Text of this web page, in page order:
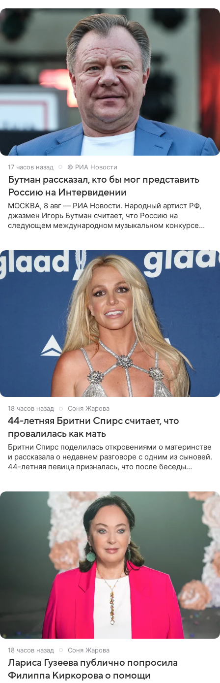
17 часов назад © РИА Новости
Бутман рассказал, кто бы мог представить
Россию на Интервидении
МОСКВА, 8 авг — РИА Новости. Народный артист РФ,
джазмен Игорь Бутман считает, что Россию на
следующем международном музыкальном конкурсе
18 часов назад Соня Жарова
44-летняя Бритни Спирс считает, что
провалилась как мать
Бритни Спирс поделилась откровениями о материнстве
и рассказала о недавнем разговоре с одним из сыновей.
44-летняя певица призналась, что после беседы
18 часов назад Соня Жарова
Лариса Гузеева публично попросила
Филиппа Киркорова о помощи